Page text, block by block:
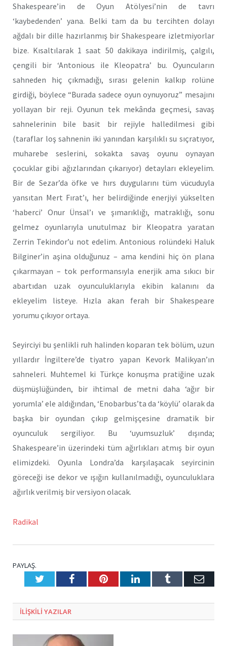
Shakespeare’in de Oyun Atölyesi’nin de tavrı
‘kaybedenden’ yana. Belki tam da bu tercihten dolayı
ağdalı bir dille hazırlanmış bir Shakespeare izletmiyorlar
bize. Kısaltılarak 1 saat 50 dakikaya indirilmiş, çalgılı,
çengili bir ‘Antonious ile Kleopatra’ bu. Oyuncuların
sahneden hiç çıkmadığı, sırası gelenin kalkıp rolüne
girdiği, böylece “Burada sadece oyun oynuyoruz” mesajını
yollayan bir reji. Oyunun tek mekânda geçmesi, savaş
sahnelerinin bile basit bir rejiyle halledilmesi gibi
(taraflar loş sahnenin iki yanından karşılıklı su sıçratıyor,
muharebe seslerini, sokakta savaş oyunu oynayan
çocuklar gibi ağızlarından çıkarıyor) detayları ekleyelim.
Bir de Sezar’da öfke ve hırs duygularını tüm vücuduyla
yansıtan Mert Fırat’ı, her belirdiğinde enerjiyi yükselten
‘haberci’ Onur Ünsal’ı ve şımarıklığı, matraklığı, sonu
gelmez oyunlarıyla unutulmaz bir Kleopatra yaratan
Zerrin Tekindor’u not edelim. Antonious rolündeki Haluk
Bilginer’in aşina olduğunuz – ama kendini hiç ön plana
çıkarmayan – tok performansıyla enerjik ama sıkıcı bir
abartıdan uzak oyunculuklarıyla ekibin kalanını da
ekleyelim listeye. Hızla akan ferah bir Shakespeare
yorumu çıkıyor ortaya.
Seyirciyi bu şenlikli ruh halinden koparan tek bölüm, uzun
yıllardır İngiltere’de tiyatro yapan Kevork Malikyan’ın
sahneleri. Muhtemel ki Türkçe konuşma pratiğine uzak
düşmüşlüğünden, bir ihtimal de metni daha ‘ağır bir
yorumla’ ele aldığından, ‘Enobarbus’ta da ‘köylü’ olarak da
başka bir oyundan çıkıp gelmişçesine dramatik bir
oyunculuk sergiliyor. Bu ‘uyumsuzluk’ dışında;
Shakespeare’in üzerindeki tüm ağırlıkları atmış bir oyun
elimizdeki. Oyunla Londra’da karşılaşacak seyircinin
göreceği ise dekor ve ışığın kullanılmadığı, oyunculuklara
ağırlık verilmiş bir versiyon olacak.
Radikal
PAYLAŞ.
TwitterFacebookPinterestLinkedInTumblr E-
ILIŞKILI YAZILAR